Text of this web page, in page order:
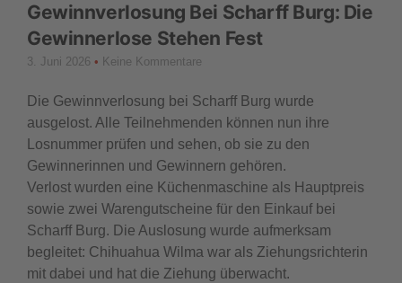
Gewinnverlosung Bei Scharff Burg: Die
Gewinnerlose Stehen Fest
3. Juni 2026 Keine Kommentare
Die Gewinnverlosung bei Scharff Burg wurde
ausgelost. Alle Teilnehmenden können nun ihre
Losnummer prüfen und sehen, ob sie zu den
Gewinnerinnen und Gewinnern gehören.
Verlost wurden eine Küchenmaschine als Hauptpreis
sowie zwei Warengutscheine für den Einkauf bei
Scharff Burg. Die Auslosung wurde aufmerksam
begleitet: Chihuahua Wilma war als Ziehungsrichterin
mit dabei und hat die Ziehung überwacht.